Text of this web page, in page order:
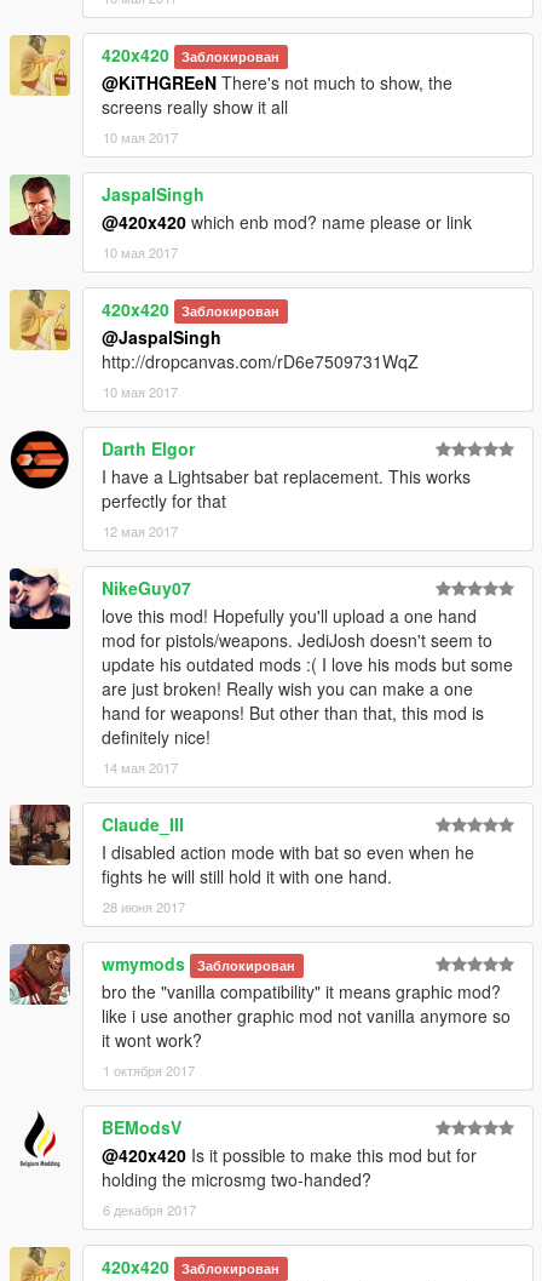
420x420 Заблокирован
@KiTHGREeN There's not much to show, the
screens really show it all
10 мая 2017
JaspalSingh
@420x420 which enb mod? name please or link
10 мая 2017
420x420 Заблокирован
@JaspalSingh
http://dropcanvas.com/rD6e7509731WqZ
10 мая 2017
Darth Elgor
I have a Lightsaber bat replacement. This works
perfectly for that
12 мая 2017
NikeGuy07
love this mod! Hopefully you'll upload a one hand
mod for pistols/weapons. JediJosh doesn't seem to
update his outdated mods :( I love his mods but some
are just broken! Really wish you can make a one
hand for weapons! But other than that, this mod is
definitely nice!
14 мая 2017
Claude_III
I disabled action mode with bat so even when he
fights he will still hold it with one hand.
28 июня 2017
wmymods Заблокирован
bro the "vanilla compatibility" it means graphic mod?
like i use another graphic mod not vanilla anymore so
it wont work?
1 октября 2017
BEModsV
@420x420 Is it possible to make this mod but for
holding the microsmg two-handed?
6 декабря 2017
420x420 Заблокирован